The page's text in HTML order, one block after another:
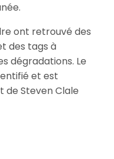
ont retrouvé des
des tags à
dégradations. Le
et est
de Steven Clale